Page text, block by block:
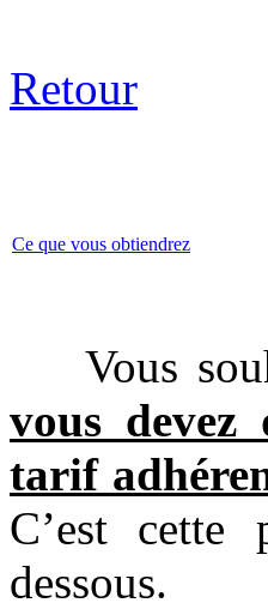
Retour
Ce que vous obtiendrez
Vous
vous
tarif
C’est cette
dessous.